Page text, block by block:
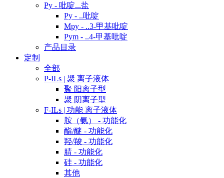
Py - 吡啶...盐
Py - ..吡啶
Mpy - ..3-甲基吡啶
Pym - ..4-甲基吡啶
产品目录
定制
全部
P-ILs | 聚 离子液体
聚 阳离子型
聚 阴离子型
F-ILs | 功能 离子液体
胺（氨） - 功能化
酯/醚 - 功能化
羟/羧 - 功能化
腈 - 功能化
硅 - 功能化
其他